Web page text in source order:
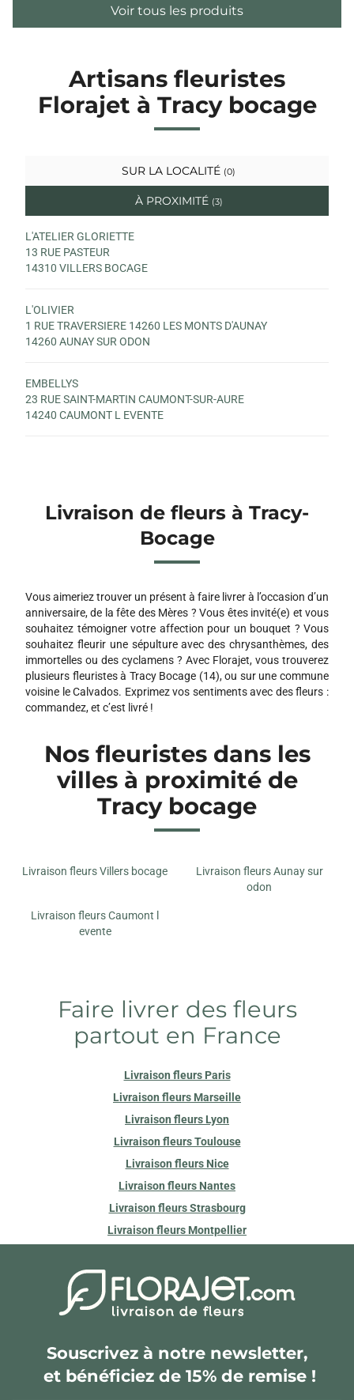
Voir tous les produits
Artisans fleuristes
Florajet à Tracy bocage
SUR LA LOCALITÉ (0)
À PROXIMITÉ (3)
L'ATELIER GLORIETTE
13 RUE PASTEUR
14310 VILLERS BOCAGE
L'OLIVIER
1 RUE TRAVERSIERE 14260 LES MONTS D'AUNAY
14260 AUNAY SUR ODON
EMBELLYS
23 RUE SAINT-MARTIN CAUMONT-SUR-AURE
14240 CAUMONT L EVENTE
Livraison de fleurs à Tracy-
Bocage
Vous aimeriez trouver un présent à faire livrer à l’occasion d’un
anniversaire, de la fête des Mères ? Vous êtes invité(e) et vous
souhaitez témoigner votre affection pour un bouquet ? Vous
souhaitez fleurir une sépulture avec des chrysanthèmes, des
immortelles ou des cyclamens ? Avec Florajet, vous trouverez
plusieurs fleuristes à Tracy Bocage (14), ou sur une commune
voisine le Calvados. Exprimez vos sentiments avec des fleurs :
commandez, et c’est livré !
Nos fleuristes dans les
villes à proximité de
Tracy bocage
Livraison fleurs Villers bocage
Livraison fleurs Aunay sur
odon
Livraison fleurs Caumont l
evente
Faire livrer des fleurs
partout en France
Livraison fleurs Paris
Livraison fleurs Marseille
Livraison fleurs Lyon
Livraison fleurs Toulouse
Livraison fleurs Nice
Livraison fleurs Nantes
Livraison fleurs Strasbourg
Livraison fleurs Montpellier
Souscrivez à notre newsletter,
et bénéficiez de 15% de remise !